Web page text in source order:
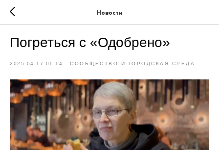
Новости
Погреться с «Одобрено»
2025-04-17 01:14 СООБЩЕСТВО И ГОРОДСКАЯ СРЕДА